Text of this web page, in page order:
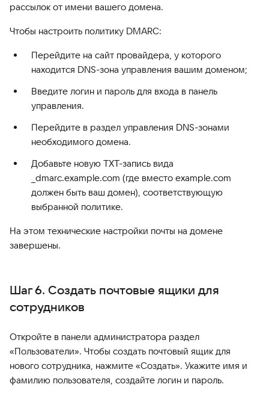
рассылок от имени вашего домена.
Чтобы настроить политику DMARC:
Перейдите на сайт провайдера, у которого
находится DNS-зона управления вашим доменом;
Введите логин и пароль для входа в панель
управления.
Перейдите в раздел управления DNS-зонами
необходимого домена.
Добавьте новую TXT-запись вида
_dmarc.example.com (где вместо example.com
должен быть ваш домен), соответствующую
выбранной политике.
На этом технические настройки почты на домене
завершены.
Шаг 6. Создать почтовые ящики для
сотрудников
Откройте в панели администратора раздел
«Пользователи». Чтобы создать почтовый ящик для
нового сотрудника, нажмите «Создать». Укажите имя и
фамилию пользователя, создайте логин и пароль.